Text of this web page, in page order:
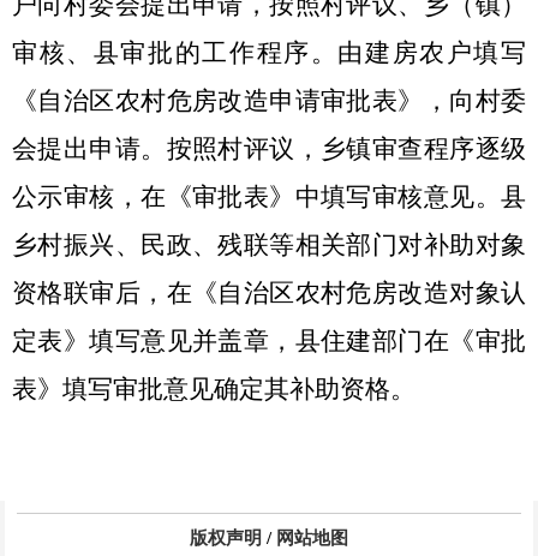
审核、县审批的工作程序。由建房农户填写
《自治区农村危房改造申请审批表》，向村委
会提出申请。按照村评议，乡镇审查程序逐级
公示审核，在《审批表》中填写审核意见。县
乡村振兴、民政、残联等相关部门对补助对象
资格联审后，在《自治区农村危房改造对象认
定表》填写意见并盖章，县住建部门在《审批
表》填写审批意见确定其补助资格。
版权声明 / 网站地图